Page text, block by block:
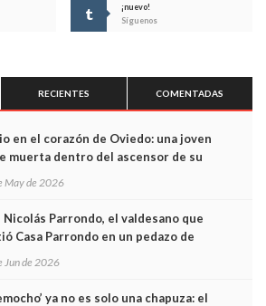
¡nuevo!
Síguenos
RECIENTES COMENTADAS
en el corazón de Oviedo: una joven
muerta dentro del ascensor de su
May de 2026
Nicolás Parrondo, el valdesano que
Casa Parrondo en un pedazo de
Jun de 2026
ya no es solo una chapuza: el